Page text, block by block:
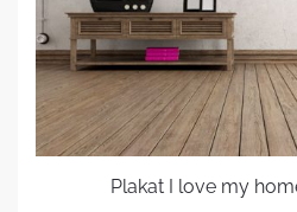
Plakat I love my